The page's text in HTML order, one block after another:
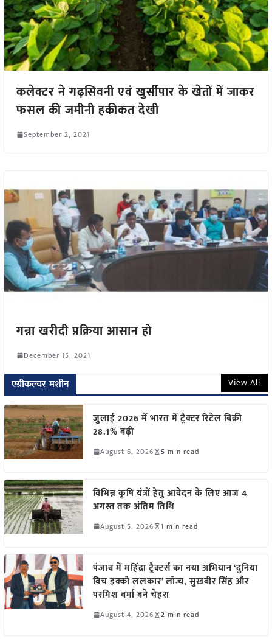
कलेक्टर ने गढ़सिवनी एवं खुर्सीपार के खेतों में जाकर
फसल की जमीनी हकीकत देखी
September 2, 2021
गन्ना खरीदी प्रक्रिया आसान हो
December 15, 2021
एग्रीकल्चर मशीन View All
जुलाई 2026 में भारत में ट्रैक्टर रिटेल बिक्री
28.1% बढ़ी
August 6, 2026 5 min read
विभिन्न कृषि यंत्रों हेतु आवेदन के लिए आज 4
अगस्त तक अंतिम तिथि
August 5, 2026 1 min read
पंजाब में महिंद्रा ट्रैक्टर्स का नया अभियान ‘दुनिया
विच इक्को ललकार’ लॉन्च, सुखबीर सिंह और
परमिश वर्मा बने चेहरा
August 4, 2026 2 min read